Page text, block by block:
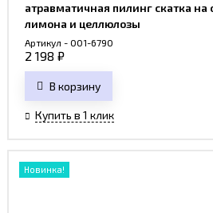
атравматичная пилинг скатка на
лимона и целлюлозы
Артикул - 001-6790
2 198 ₽
В корзину
Купить в 1 клик
Новинка!